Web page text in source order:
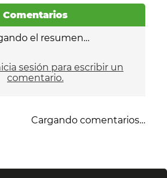
Comentarios
el resumen…
sesión para escribir un
comentario.
Cargando comentarios…